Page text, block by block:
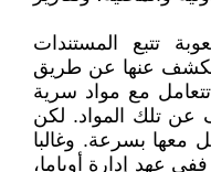
تتبع المستندات
الكشف عنها عن طريق
مع مواد سرية
عن تلك المواد. لكن
معها بسرعة. وغالبا
عهد إدارة أوباما،